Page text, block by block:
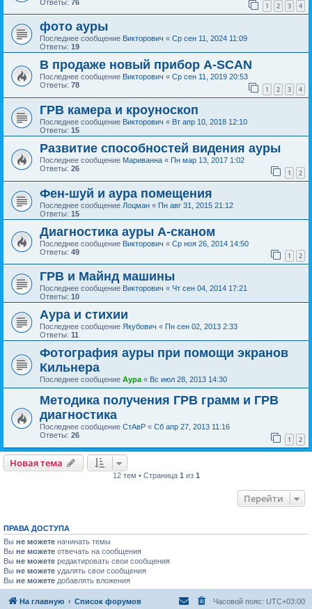
Ответы: 76 1 2 3 4
фото ауры
Последнее сообщение Викторович « Ср сен 11, 2024 11:09
Ответы: 19
В продаже новый прибор A-SCAN
Последнее сообщение Викторович « Ср сен 11, 2019 20:53
Ответы: 78 1 2 3 4
ГРВ камера и кроуноскоп
Последнее сообщение Викторович « Вт апр 10, 2018 12:10
Ответы: 15
Развитие способностей видения ауры
Последнее сообщение Мариванна « Пн мар 13, 2017 1:02
Ответы: 26 1 2
Фен-шуй и аура помещения
Последнее сообщение Лоцман « Пн авг 31, 2015 21:12
Ответы: 15
Диагностика ауры А-сканом
Последнее сообщение Викторович « Ср ноя 26, 2014 14:50
Ответы: 49 1 2
ГРВ и Майнд машины
Последнее сообщение Викторович « Чт сен 04, 2014 17:21
Ответы: 10
Аура и стихии
Последнее сообщение Якубович « Пн сен 02, 2013 2:33
Ответы: 11
Фотография ауры при помощи экранов
Кильнера
Последнее сообщение Аура « Вс июл 28, 2013 14:30
Методика получения ГРВ грамм и ГРВ
диагностика
Последнее сообщение СтАвР « Сб апр 27, 2013 11:16
Ответы: 26 1 2
Новая тема
12 тем • Страница 1 из 1
Перейти
ПРАВА ДОСТУПА
Вы не можете начинать темы
Вы не можете отвечать на сообщения
Вы не можете редактировать свои сообщения
Вы не можете удалять свои сообщения
Вы не можете добавлять вложения
На главную Список форумов Часовой пояс: UTC+03:00